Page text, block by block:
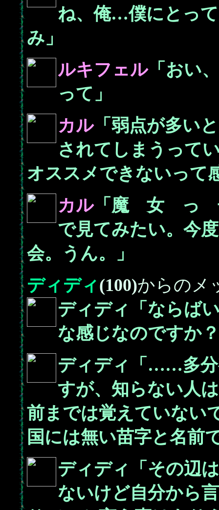
ね、俺…僕にとっ
み」
ルキフェル「おい
って」
カル「弱点が多い
されてしまうって
オススメできないって
カル「魔 女 っ
で見てみたい。今
会。うん。」
ディディ(100)からのメ
ディディ「ならば
な感じなのですか
ディディ「……多分
すが、知らない人
前までは覚えていない
国には無い苗字と名前
ディディ「その辺
ないけど自分から